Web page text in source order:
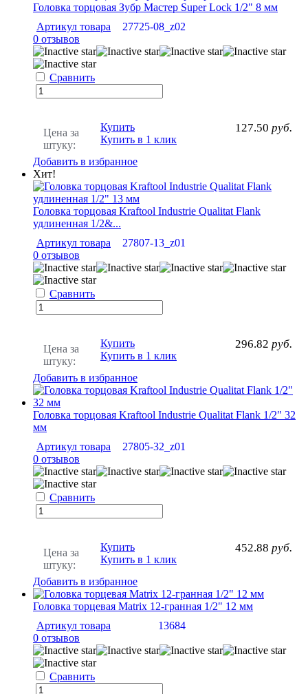
Головка торцовая Зубр Мастер Super Lock 1/2" 8 мм
Артикул товара
27725-08_z02
0 отзывов
Сравнить
Цена за
штуку:
127.50 руб.
Купить
Купить в 1 клик
Добавить в избранное
Хит!
Головка торцовая Kraftool Industrie Qualitat Flank
удлиненная 1/2&...
Артикул товара
27807-13_z01
0 отзывов
Сравнить
Цена за
штуку:
296.82 руб.
Купить
Купить в 1 клик
Добавить в избранное
Головка торцовая Kraftool Industrie Qualitat Flank 1/2" 32
мм
Артикул товара
27805-32_z01
0 отзывов
Сравнить
Цена за
штуку:
452.88 руб.
Купить
Купить в 1 клик
Добавить в избранное
Головка торцевая Matrix 12-гранная 1/2" 12 мм
Артикул товара
13684
0 отзывов
Сравнить